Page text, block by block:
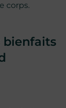
corps.
bienfaits